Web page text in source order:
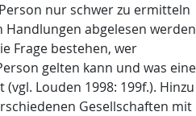
nur schwer zu ermitteln
abgelesen werden
Frage bestehen, wer
gelten kann und was eine
Louden 1998: 199f.). Hinzu
Gesellschaften mit